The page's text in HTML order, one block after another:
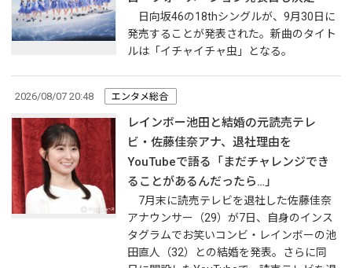
日向坂46の18thシングルが、9月30日に
発売することが発表された。新曲のタイト
ルは「イチャイチャ虫」となる。
2026/08/07 20:48 エンタメ総合
レインボー池田と結婚の元読売テレ
ビ・佐藤佳奈アナ、退社理由を
YouTubeで語る「まだチャレンジでき
ることがあるんだったら…」
7月末に読売テレビを退社した佐藤佳奈
アナウンサー（29）が7日、自身のインス
タグラムでお笑いコンビ・レインボーの池
田直人（32）との結婚を発表。さらに同